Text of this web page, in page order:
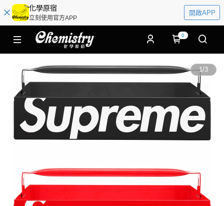
化學原宿
立刻使用官方APP
開啟APP
0
1/3